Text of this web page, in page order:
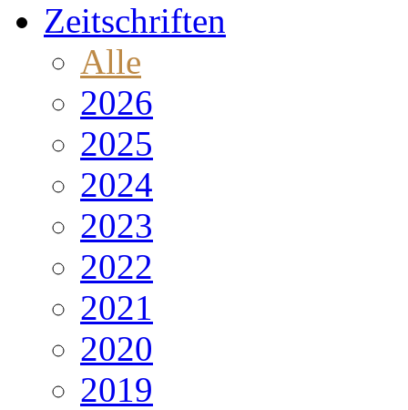
Zeitschriften
Alle
2026
2025
2024
2023
2022
2021
2020
2019